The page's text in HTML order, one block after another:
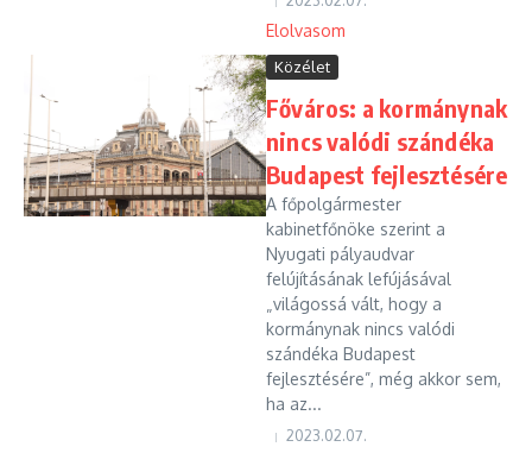
Elolvasom
Közélet
Főváros: a kormánynak
nincs valódi szándéka
Budapest fejlesztésére
A főpolgármester
kabinetfőnöke szerint a
Nyugati pályaudvar
felújításának lefújásával
„világossá vált, hogy a
kormánynak nincs valódi
szándéka Budapest
fejlesztésére”, még akkor sem,
ha az...
2023.02.07.